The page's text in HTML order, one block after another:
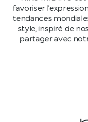
favoriser
tendances
style, inspiré de
partager avec